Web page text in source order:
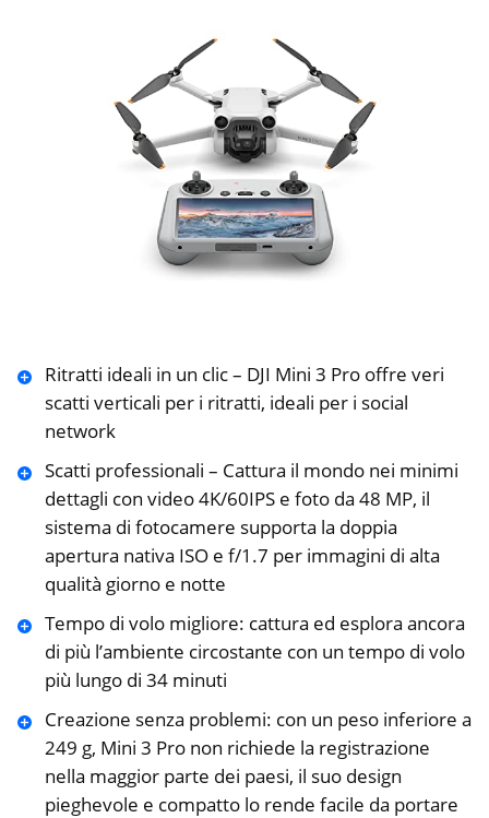
Ritratti ideali in un clic – DJI Mini 3 Pro offre veri
scatti verticali per i ritratti, ideali per i social
network
Scatti professionali – Cattura il mondo nei minimi
dettagli con video 4K/60IPS e foto da 48 MP, il
sistema di fotocamere supporta la doppia
apertura nativa ISO e f/1.7 per immagini di alta
qualità giorno e notte
Tempo di volo migliore: cattura ed esplora ancora
di più l’ambiente circostante con un tempo di volo
più lungo di 34 minuti
Creazione senza problemi: con un peso inferiore a
249 g, Mini 3 Pro non richiede la registrazione
nella maggior parte dei paesi, il suo design
pieghevole e compatto lo rende facile da portare